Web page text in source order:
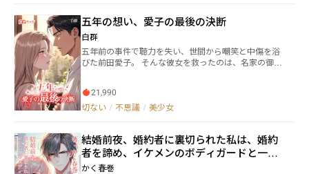
のものだったのか――。 彼らが泣き崩れても、謝っても、
もう彼女は戻らない。これは、死んだ妻が遺品で行う
公開裁判。愛したはずの人間たちが、自分の手で壊し
た幸福の証拠を、最後まで見届ける物語。
沙羅の天敵。 理玖だけは絶対好きにならないと思い込
んでいたけれど…… 彼が誰にも本気にならない理由と
は……？ それには、秘密を抱える彼なりの理由があっ
て…… そんな彼にまっすぐぶつかっていく主人公は、
いつしか本当の恋愛を知っていくことに。 近すぎる距
切なこととは……? そんな二人の関係が本物の恋愛に
なるまでの物語。
五年の想い、愛子の最後の決断
白群
五年前の事件で聴力を失い、世間から嘲笑と中傷を浴
びた前田愛子。 そんな彼女を救ったのは、名家の御曹
の真実を耳にする―― 「一番大事なのは、お前だけだ」 そ
の甘い声は、妹・さやかに向けられたものだった。 さ
の幸せを捨て、奪われた人生と真実を取り戻すため、
冷酷な復讐の道を歩み始める――
21,990
切ない / 不思議 / 美少女
結婚前夜、婚約者に裏切られた私は、婚約
者を諦め、イケメンのボディガードと一夜
を共にした
かく春巻